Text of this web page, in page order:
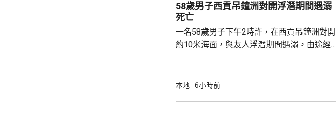
58歲男子西貢吊鐘洲對開浮潛期間遇溺
死亡
一名58歲男子下午2時許，在西貢吊鐘洲對開
約10米海面，與友人浮潛期間遇溺，由途經船
確定。
本地 6小時前